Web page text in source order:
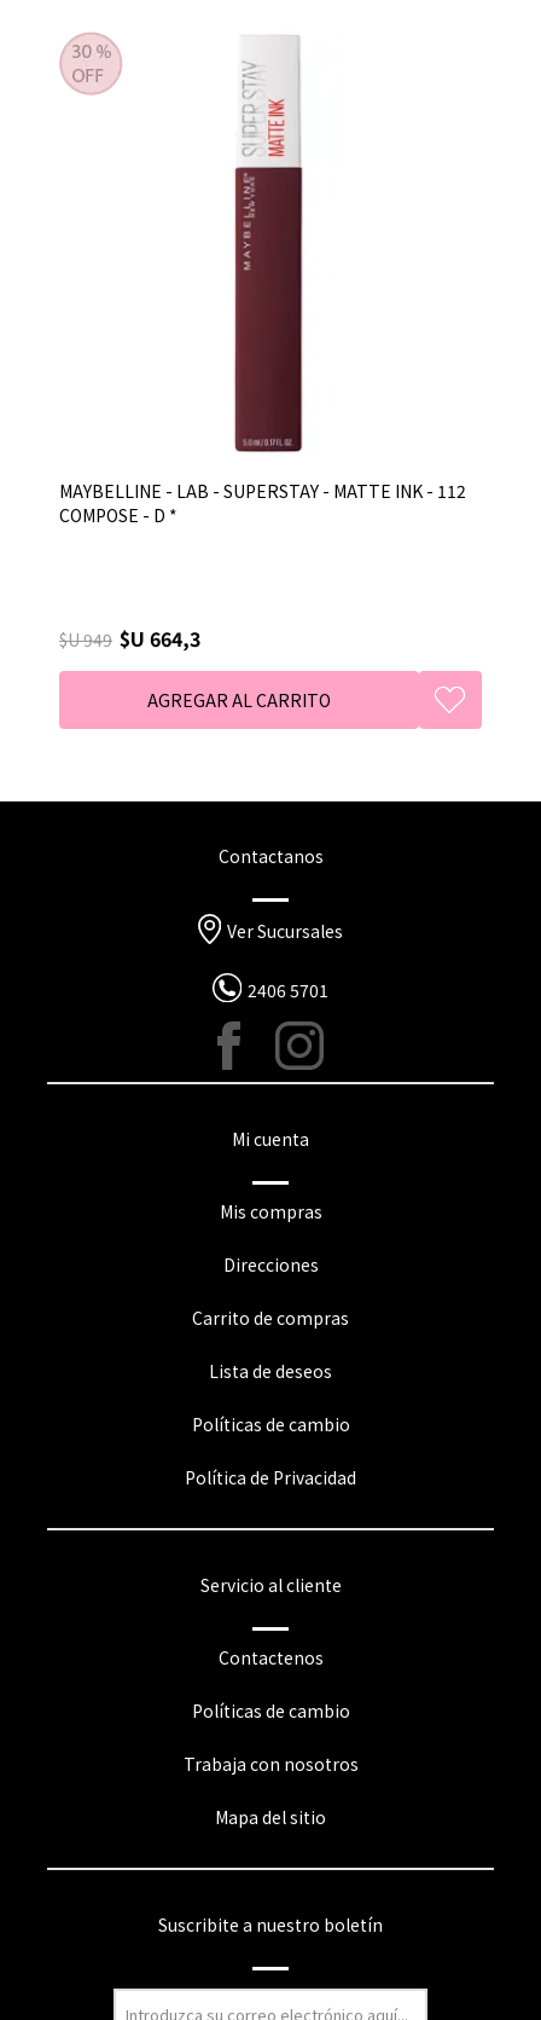
MAYBELLINE - LAB - SUPERSTAY - MATTE INK - 112
COMPOSE - D *
$U 949 $U 664,3
Contactanos
Ver Sucursales
2406 5701
Mi cuenta
Mis compras
Direcciones
Carrito de compras
Lista de deseos
Políticas de cambio
Política de Privacidad
Servicio al cliente
Contactenos
Políticas de cambio
Trabaja con nosotros
Mapa del sitio
Suscribite a nuestro boletín